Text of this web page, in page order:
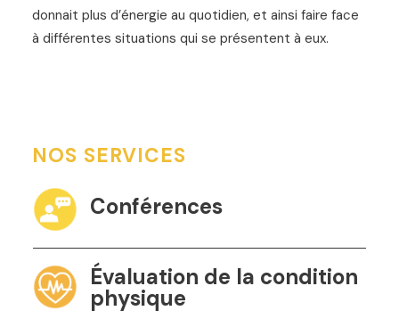
donnait plus d’énergie au quotidien, et ainsi faire face
à différentes situations qui se présentent à eux.
NOS SERVICES
Conférences
Évaluation de la condition
physique